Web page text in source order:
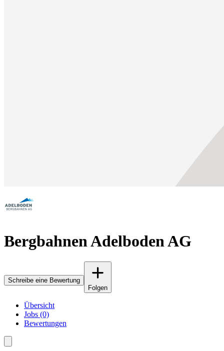
Bergbahnen Adelboden AG
Schreibe eine Bewertung
Folgen
Übersicht
Jobs (0)
Bewertungen